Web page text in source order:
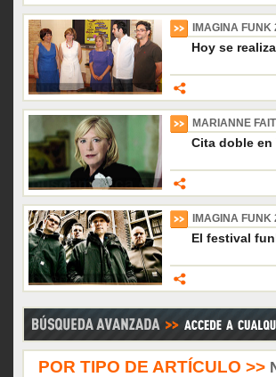
IMAGINA FUNK
Hoy se
MARIANNE
Cita doble en
IMAGINA FUNK
El festival
POR TIPO DE ARTÍCULO >>